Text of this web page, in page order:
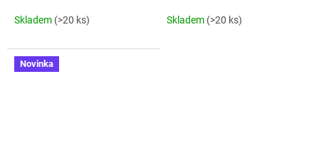
Skladem (>20 ks) Skladem (>20 ks)
Novinka